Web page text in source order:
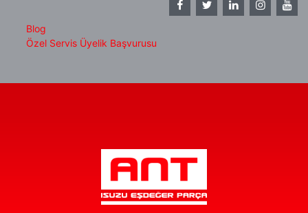
Blog
Özel Servis Üyelik Başvurusu